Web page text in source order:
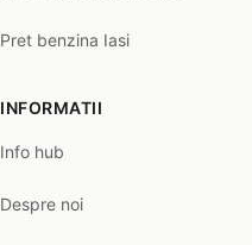
Pret benzina Iasi
INFORMATII
Info hub
Despre noi